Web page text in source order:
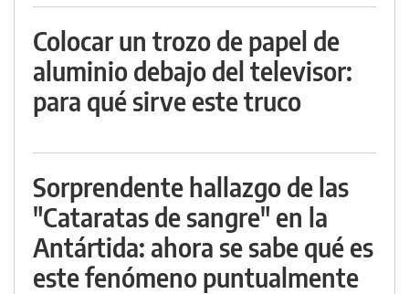
Colocar un trozo de papel de
aluminio debajo del televisor:
para qué sirve este truco
Sorprendente hallazgo de las
"Cataratas de sangre" en la
Antártida: ahora se sabe qué es
este fenómeno puntualmente